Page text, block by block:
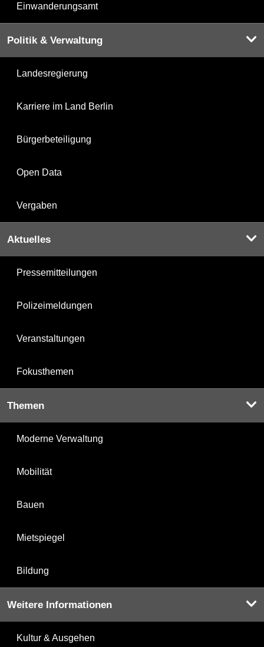
Einwanderungsamt
Politik & Verwaltung
Landesregierung
Karriere im Land Berlin
Bürgerbeteiligung
Open Data
Vergaben
Aktuelles
Pressemitteilungen
Polizeimeldungen
Veranstaltungen
Fokusthemen
Themen
Moderne Verwaltung
Mobilität
Bauen
Mietspiegel
Bildung
Weitere Informationen
Kultur & Ausgehen